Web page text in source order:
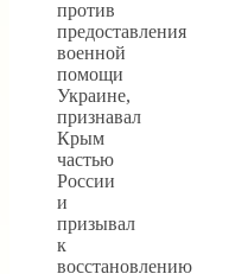
против
предоставления
военной
помощи
Украине,
признавал
Крым
частью
России
и
призывал
к
восстановлению